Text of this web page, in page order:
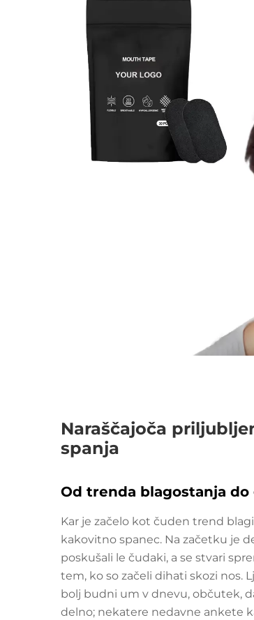
Naraščajoča
spanja
Od trenda blagostanja
Kar je začelo kot čuden trend
kakovitno spanec. Na začetku je
poskušali le čudaki, a se stvari
tem, ko so začeli dihati skozi nos.
bolj budni um v dnevu, občutek,
delno; nekatere nedavne ankete